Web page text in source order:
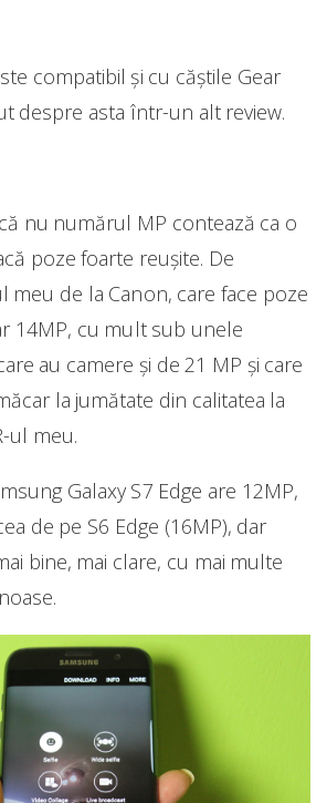
compatibil și cu căștile Gear
despre asta într-un alt review.
nu numărul MP contează ca o
poze foarte reușite. De
meu de la Canon, care face poze
14MP, cu mult sub unele
au camere și de 21 MP și care
la jumătate din calitatea la
ul meu.
Galaxy S7 Edge are 12MP,
de pe S6 Edge (16MP), dar
bine, mai clare, cu mai multe